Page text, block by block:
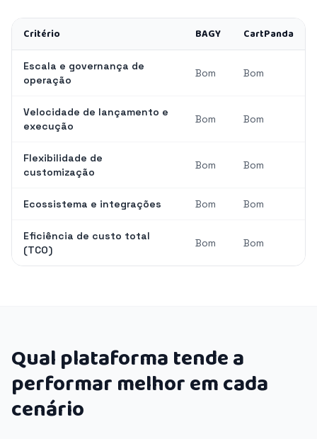
Critério BAGY CartPanda
Escala e governança de
operação
Bom Bom
Velocidade de lançamento e
execução
Bom Bom
Flexibilidade de
customização
Bom Bom
Ecossistema e integrações Bom Bom
Eficiência de custo total
(TCO)
Bom Bom
Qual plataforma tende a
performar melhor em cada
cenário